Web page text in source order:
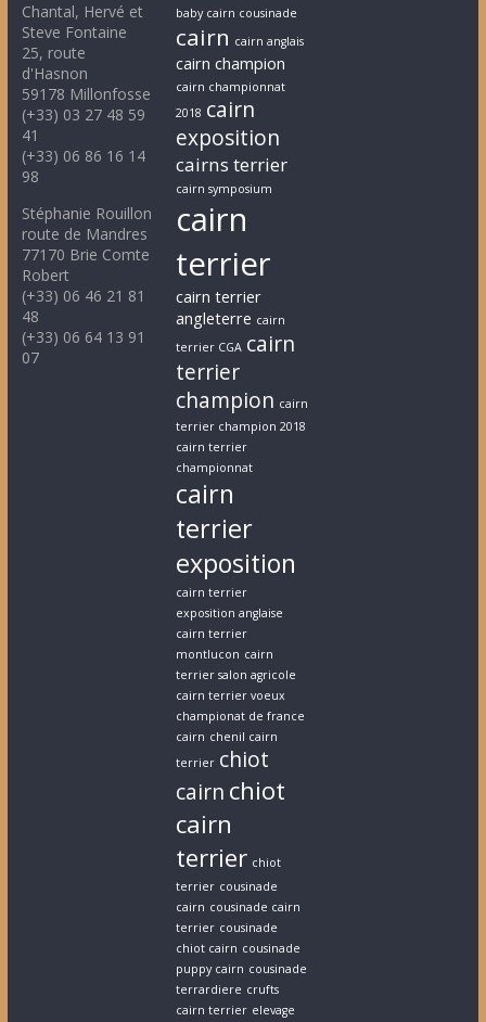
Chantal, Hervé et
Steve Fontaine
25, route
d'Hasnon
59178 Millonfosse
(+33) 03 27 48 59
41
(+33) 06 86 16 14
98
Stéphanie Rouillon
route de Mandres
77170 Brie Comte
Robert
(+33) 06 46 21 81
48
(+33) 06 64 13 91
07
baby cairn cousinade
cairn cairn anglais
cairn champion
cairn championnat
2018 cairn
exposition
cairns terrier
cairn symposium
cairn
terrier
cairn terrier
angleterre cairn
terrier CGA cairn
terrier
champion cairn
terrier champion 2018
cairn terrier
championnat
cairn
terrier
exposition
cairn terrier
exposition anglaise
cairn terrier
montlucon cairn
terrier salon agricole
cairn terrier voeux
championat de france
cairn chenil cairn
terrier chiot
cairn chiot
cairn
terrier chiot
terrier cousinade
cairn cousinade cairn
terrier cousinade
chiot cairn cousinade
puppy cairn cousinade
terrardiere crufts
cairn terrier elevage